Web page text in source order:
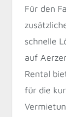
Für den
schnelle
auf
Rental
für die